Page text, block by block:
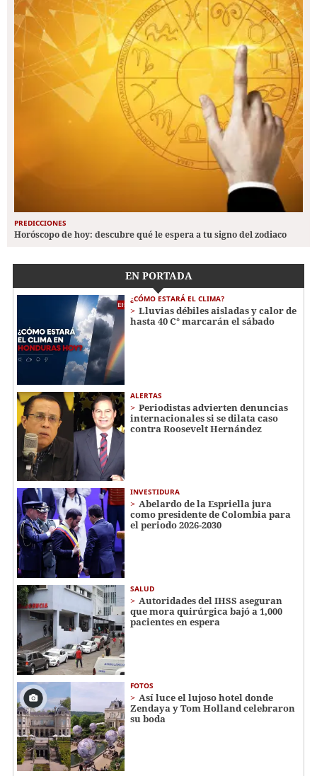
PREDICCIONES
Horóscopo de hoy: descubre qué le espera a tu signo del zodiaco
EN PORTADA
¿CÓMO ESTARÁ EL CLIMA?
Lluvias débiles aisladas y calor de
hasta 40 C° marcarán el sábado
ALERTAS
Periodistas advierten denuncias
internacionales si se dilata caso
contra Roosevelt Hernández
INVESTIDURA
Abelardo de la Espriella jura
como presidente de Colombia para
el periodo 2026-2030
SALUD
Autoridades del IHSS aseguran
que mora quirúrgica bajó a 1,000
pacientes en espera
FOTOS
Así luce el lujoso hotel donde
Zendaya y Tom Holland celebraron
su boda